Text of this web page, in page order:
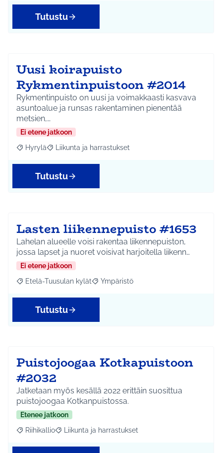
Tutustu
Uusi koirapuisto
Rykmentinpuistoon #2014
Rykmentinpuisto on uusi ja voimakkaasti kasvava
asuntoalue ja runsas rakentaminen pienentää
metsien,…
Ei etene jatkoon
Rajaa tulokset aihepiirin mukaan: Hyrylä
Hyrylä Rajaa tulokset teeman mukaan: Liikunta ja
Liikunta ja harrastukset
Tutustu
Lasten liikennepuisto #1653
Lahelan alueelle voisi rakentaa liikennepuiston,
jossa lapset ja nuoret voisivat harjoitella liikenn…
Ei etene jatkoon
Rajaa tulokset aihepiirin mukaan: Etelä-Tuusulan kylät
Etelä-Tuusulan kylät Rajaa tulokset teeman mukaan:
Ympäristö
Tutustu
Puistojoogaa Kotkapuistoon
#2032
Jatketaan myös kesällä 2022 erittäin suosittua
puistojoogaa Kotkanpuistossa.
Etenee jatkoon
Rajaa tulokset aihepiirin mukaan: Riihikallio
Riihikallio Rajaa tulokset teeman mukaan: Liikunta ja
Liikunta ja harrastukset